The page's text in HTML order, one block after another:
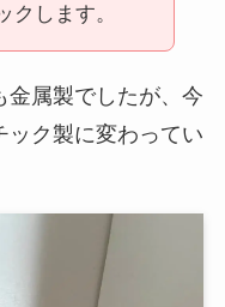
クします。
金属製でしたが、今
ック製に変わってい